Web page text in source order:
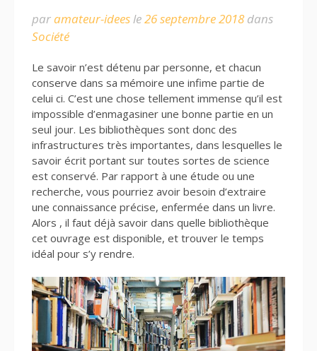
paramateur-ideesle26 septembre 2018dans
Société
Le savoir n’est détenu par personne, et chacun
conserve dans sa mémoire une infime partie de
celui ci. C’est une chose tellement immense qu’il est
impossible d’enmagasiner une bonne partie en un
seul jour. Les bibliothèques sont donc des
infrastructures très importantes, dans lesquelles le
savoir écrit portant sur toutes sortes de science
est conservé. Par rapport à une étude ou une
recherche, vous pourriez avoir besoin d’extraire
une connaissance précise, enfermée dans un livre.
Alors , il faut déjà savoir dans quelle bibliothèque
cet ouvrage est disponible, et trouver le temps
idéal pour s’y rendre.